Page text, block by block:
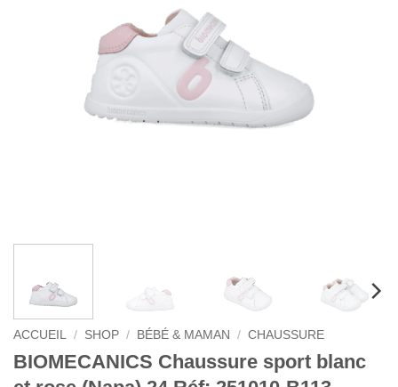
ACCUEIL / SHOP / BÉBÉ & MAMAN / CHAUSSURE
BIOMECANICS Chaussure sport blanc